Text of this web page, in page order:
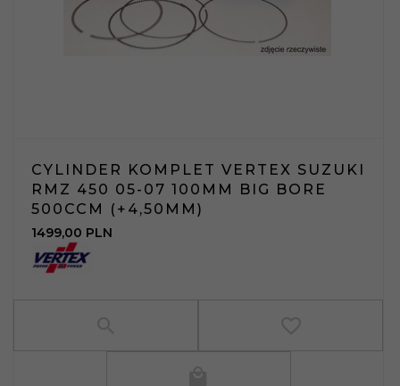
CYLINDER KOMPLET VERTEX SUZUKI
RMZ 450 05-07 100MM BIG BORE
500CCM (+4,50MM)
1499,00 PLN